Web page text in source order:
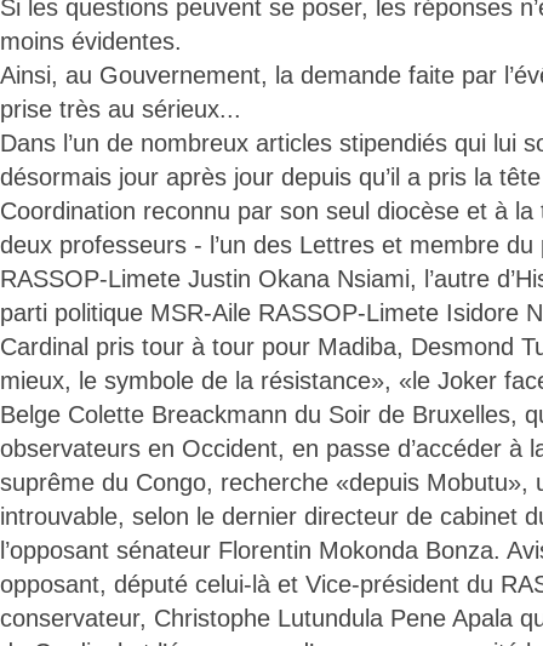
Si les questions peuvent se poser, les réponses
moins évidentes.
Ainsi, au Gouvernement, la demande faite par
prise très au sérieux...
Dans l’un de nombreux articles stipendiés qui lui
désormais jour après jour depuis qu’il a pris la
Coordination reconnu par son seul diocèse et à
deux professeurs - l’un des Lettres et membre du
RASSOP-Limete Justin Okana Nsiami, l’autre
parti politique MSR-Aile RASSOP-Limete Isidore
Cardinal pris tour à tour pour Madiba, Desmond
mieux, le symbole de la résistance», «le Joker
Belge Colette Breackmann du Soir de Bruxelles,
observateurs en Occident, en passe d’accéder à
suprême du Congo, recherche «depuis Mobutu»,
introuvable, selon le dernier directeur de cabinet
l’opposant sénateur Florentin Mokonda Bonza.
opposant, député celui-là et Vice-président du
conservateur, Christophe Lutundula Pene Apala